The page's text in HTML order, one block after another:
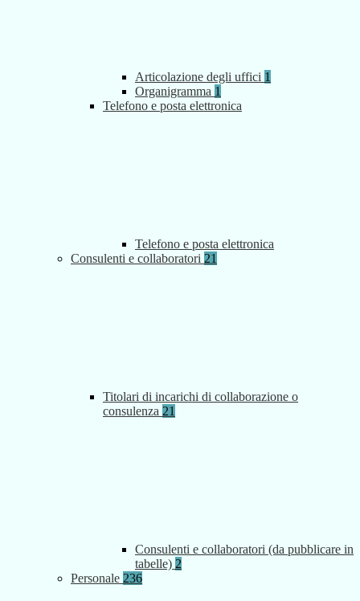
Articolazione degli uffici 1
Organigramma 1
Telefono e posta elettronica
Telefono e posta elettronica
Consulenti e collaboratori 21
Titolari di incarichi di collaborazione o
consulenza 21
Consulenti e collaboratori (da pubblicare in
tabelle) 2
Personale 236